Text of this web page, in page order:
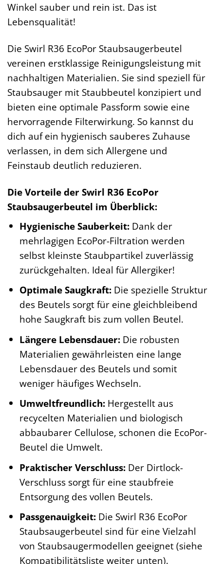
Winkel sauber und rein ist. Das ist
Lebensqualität!
Die Swirl R36 EcoPor Staubsaugerbeutel
vereinen erstklassige Reinigungsleistung mit
nachhaltigen Materialien. Sie sind speziell für
Staubsauger mit Staubbeutel konzipiert und
bieten eine optimale Passform sowie eine
hervorragende Filterwirkung. So kannst du
dich auf ein hygienisch sauberes Zuhause
verlassen, in dem sich Allergene und
Feinstaub deutlich reduzieren.
Die Vorteile der Swirl R36 EcoPor
Staubsaugerbeutel im Überblick:
Hygienische Sauberkeit:Dank der
mehrlagigen EcoPor-Filtration werden
selbst kleinste Staubpartikel zuverlässig
zurückgehalten. Ideal für Allergiker!
Optimale Saugkraft:Die spezielle Struktur
des Beutels sorgt für eine gleichbleibend
hohe Saugkraft bis zum vollen Beutel.
Längere Lebensdauer:Die robusten
Materialien gewährleisten eine lange
Lebensdauer des Beutels und somit
weniger häufiges Wechseln.
Umweltfreundlich:Hergestellt aus
recycelten Materialien und biologisch
abbaubarer Cellulose, schonen die EcoPor-
Beutel die Umwelt.
Praktischer Verschluss:Der Dirtlock-
Verschluss sorgt für eine staubfreie
Entsorgung des vollen Beutels.
Passgenauigkeit:Die Swirl R36 EcoPor
Staubsaugerbeutel sind für eine Vielzahl
von Staubsaugermodellen geeignet (siehe
Kompatibilitätsliste weiter unten).